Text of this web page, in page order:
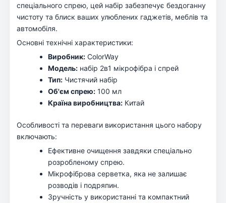
спеціального спрею, цей набір забезпечує бездоганну
чистоту та блиск ваших улюблених гаджетів, меблів та
автомобіля.
Основні технічні характеристики:
Виробник: ColorWay
Модель: набір 2в1 мікрофібра і спрей
Тип: Чистячий набір
Об'єм спрею: 100 мл
Країна виробництва: Китай
Особливості та переваги використання цього набору
включають:
Ефективне очищення завдяки спеціально
розробленому спрею.
Мікрофіброва серветка, яка не залишає
розводів і подряпин.
Зручність у використанні та компактний